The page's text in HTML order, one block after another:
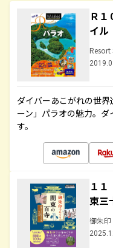
Ｒ
イ
Resort
ダイバーあこがれの世
ーン」パラオの魅力。
す。
１
東三
御朱印